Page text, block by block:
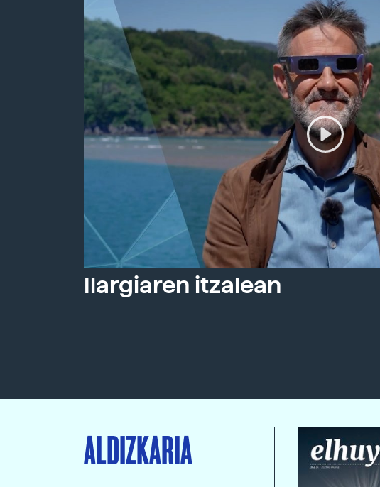
Ilargiaren itzalean
ALDIZKARIA